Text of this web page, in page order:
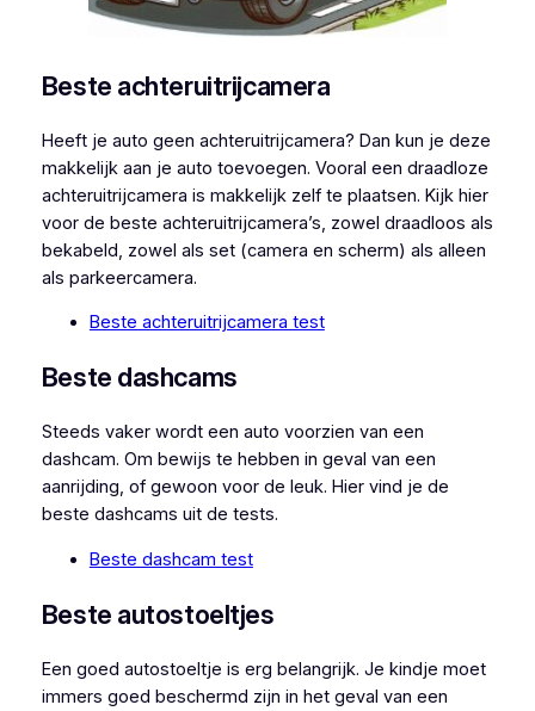
Beste achteruitrijcamera
Heeft je auto geen achteruitrijcamera? Dan kun je deze
makkelijk aan je auto toevoegen. Vooral een draadloze
achteruitrijcamera is makkelijk zelf te plaatsen. Kijk hier
voor de beste achteruitrijcamera’s, zowel draadloos als
bekabeld, zowel als set (camera en scherm) als alleen
als parkeercamera.
Beste achteruitrijcamera test
Beste dashcams
Steeds vaker wordt een auto voorzien van een
dashcam. Om bewijs te hebben in geval van een
aanrijding, of gewoon voor de leuk. Hier vind je de
beste dashcams uit de tests.
Beste dashcam test
Beste autostoeltjes
Een goed autostoeltje is erg belangrijk. Je kindje moet
immers goed beschermd zijn in het geval van een